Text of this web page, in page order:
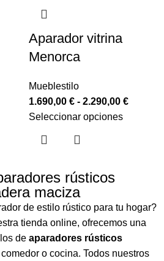
Aparador vitrina
Menorca
Mueblestilo
1.690,00 € - 2.290,00 €
Seleccionar opciones
rústicos
maciza
de estilo rústico para tu hogar?
tienda online, ofrecemos una
de aparadores rústicos
o cocina. Todos nuestros